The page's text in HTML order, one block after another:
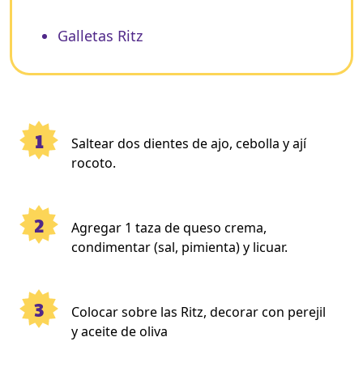
Galletas Ritz
1
Saltear dos dientes de ajo, cebolla y ají
rocoto.
2
Agregar 1 taza de queso crema,
condimentar (sal, pimienta) y licuar.
3
Colocar sobre las Ritz, decorar con perejil
y aceite de oliva